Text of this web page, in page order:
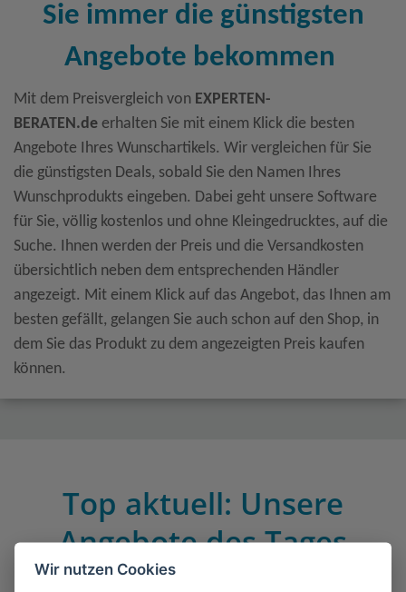
Sie immer die günstigsten
Angebote bekommen
Mit dem Preisvergleich von EXPERTEN-
BERATEN.de erhalten Sie mit einem Klick die besten
Angebote Ihres Wunschartikels. Wir vergleichen für Sie
die günstigsten Deals, sobald Sie den Namen Ihres
Wunschprodukts eingeben. Dabei geht unsere Software
für Sie, völlig kostenlos und ohne Kleingedrucktes, auf die
Suche. Ihnen werden der Preis und die Versandkosten
übersichtlich neben dem entsprechenden Händler
angezeigt. Mit einem Klick auf das Angebot, das Ihnen am
besten gefällt, gelangen Sie auch schon auf den Shop, in
dem Sie das Produkt zu dem angezeigten Preis kaufen
können.
Top aktuell: Unsere
Angebote des Tages
Wir nutzen Cookies